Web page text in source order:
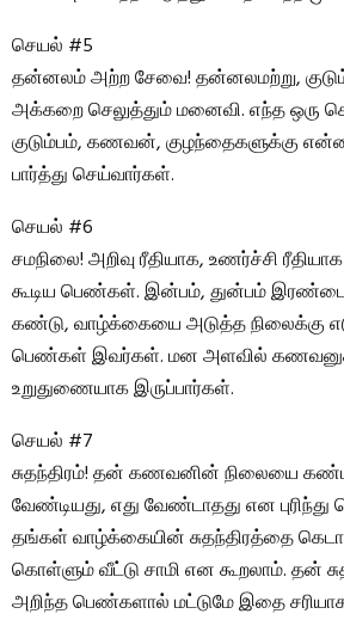
செயல் #5
தன்னலம் அற்ற சேவை! தன்னலமற்று,
அக்கறை செலுத்தும் மனைவி. எந்த ஒரு
குடும்பம், கணவன், குழந்தைகளுக்கு
பார்த்து செய்வார்கள்.
செயல் #6
சமநிலை! அறிவு ரீதியாக, உணர்ச்சி
கூடிய பெண்கள். இன்பம், துன்பம்
கண்டு, வாழ்க்கையை அடுத்த நிலைக்கு
பெண்கள் இவர்கள். மன அளவில்
உறுதுணையாக இருப்பார்கள்.
செயல் #7
சுதந்திரம்! தன் கணவனின் நிலையை
வேண்டியது, எது வேண்டாதது என
தங்கள் வாழ்க்கையின் சுதந்திரத்தை
கொள்ளும் வீட்டு சாமி என கூறலாம். தன்
அறிந்த பெண்களால் மட்டுமே இதை சரியாக